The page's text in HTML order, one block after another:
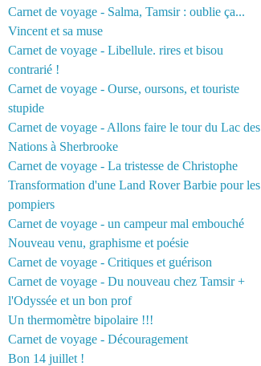
Carnet de voyage - Salma, Tamsir : oublie ça...
Vincent et sa muse
Carnet de voyage - Libellule. rires et bisou
contrarié !
Carnet de voyage - Ourse, oursons, et touriste
stupide
Carnet de voyage - Allons faire le tour du Lac des
Nations à Sherbrooke
Carnet de voyage - La tristesse de Christophe
Transformation d'une Land Rover Barbie pour les
pompiers
Carnet de voyage - un campeur mal embouché
Nouveau venu, graphisme et poésie
Carnet de voyage - Critiques et guérison
Carnet de voyage - Du nouveau chez Tamsir +
l'Odyssée et un bon prof
Un thermomètre bipolaire !!!
Carnet de voyage - Découragement
Bon 14 juillet !